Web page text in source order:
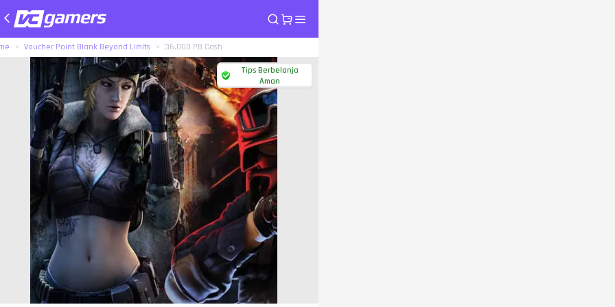
Voucher Point Blank Beyond Limits 36.000 PB Cash
Tips Berbelanja
Aman